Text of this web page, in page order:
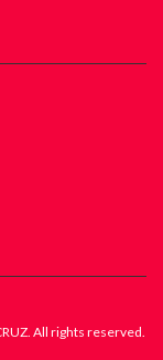
All rights reserved.